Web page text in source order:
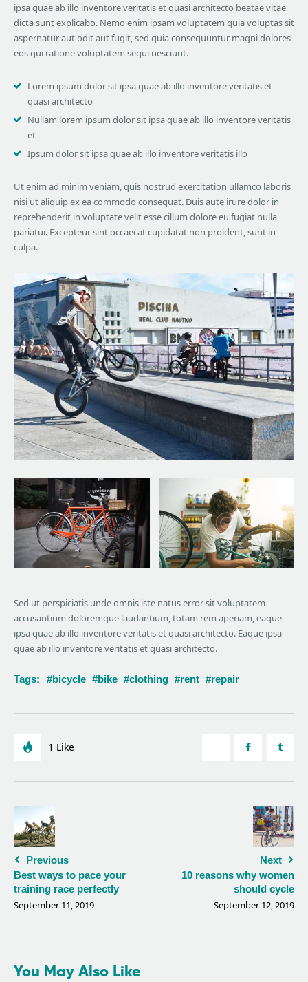
ipsa quae ab illo inventore veritatis et quasi architecto beatae vitae
dicta sunt explicabo. Nemo enim ipsam voluptatem quia voluptas sit
aspernatur aut odit aut fugit, sed quia consequuntur magni dolores
eos qui ratione voluptatem sequi nesciunt.
Lorem ipsum dolor sit ipsa quae ab illo inventore veritatis et
quasi architecto
Nullam lorem ipsum dolor sit ipsa quae ab illo inventore veritatis
et
Ipsum dolor sit ipsa quae ab illo inventore veritatis illo
Ut enim ad minim veniam, quis nostrud exercitation ullamco laboris
nisi ut aliquip ex ea commodo consequat. Duis aute irure dolor in
reprehenderit in voluptate velit esse cillum dolore eu fugiat nulla
pariatur. Excepteur sint occaecat cupidatat non proident, sunt in
culpa.
Sed ut perspiciatis unde omnis iste natus error sit voluptatem
accusantium doloremque laudantium, totam rem aperiam, eaque
ipsa quae ab illo inventore veritatis et quasi architecto. Eaque ipsa
quae ab illo inventore veritatis et quasi architecto.
Tags: bicycle bike clothing rent repair
1 Like
Previous
Best ways to pace your
training race perfectly
September 11, 2019
Next
10 reasons why women
should cycle
September 12, 2019
You May Also Like